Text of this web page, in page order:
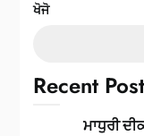
ਖੋਜੋ
Recent
ਮਾਧੁਰੀ